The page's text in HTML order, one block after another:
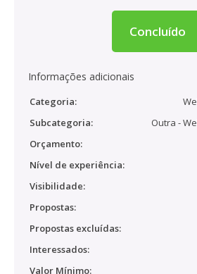
Concluído
Informações adicionais
Categoria:
Subcategoria:
Outra -
Orçamento:
Nível de experiência:
Visibilidade:
Propostas:
Propostas excluídas:
Interessados:
Valor Mínimo: